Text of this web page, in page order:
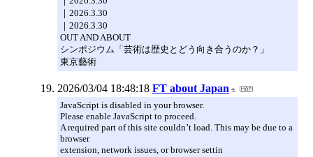
｜2026.3.30
｜2026.3.30
OUT AND ABOUT
シンポジウム「芸術は歴史とどう向き合うのか？」
東京藝術
2026/03/04 18:48:18 FT about Japan
JavaScript is disabled in your browser.
Please enable JavaScript to proceed.
A required part of this site couldn’t load. This may be due to a
browser
extension, network issues, or browser settin